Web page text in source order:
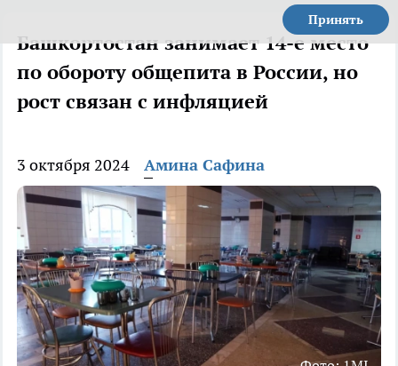
Принять
Башкортостан занимает 14-е место
по обороту общепита в России, но
рост связан с инфляцией
3 октября 2024 Амина Сафина